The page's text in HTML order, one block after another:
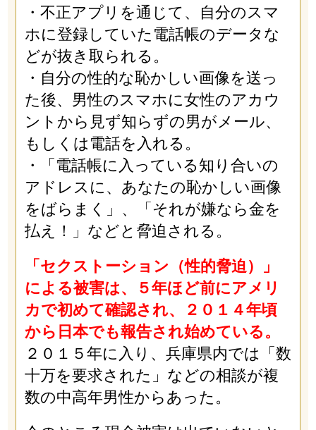
・不正アプリを通じて、自分のスマ
ホに登録していた電話帳のデータな
どが抜き取られる。
・自分の性的な恥かしい画像を送っ
た後、男性のスマホに女性のアカウ
ントから見ず知らずの男がメール、
もしくは電話を入れる。
・「電話帳に入っている知り合いの
アドレスに、あなたの恥かしい画像
をばらまく」、「それが嫌なら金を
払え！」などと脅迫される。
「セクストーション（性的脅迫）」
による被害は、５年ほど前にアメリ
カで初めて確認され、２０１４年頃
から日本でも報告され始めている。
２０１５年に入り、兵庫県内では「数
十万を要求された」などの相談が複
数の中高年男性からあった。